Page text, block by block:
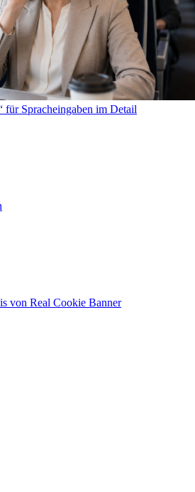
Spracheingaben im Detail
von Real Cookie Banner